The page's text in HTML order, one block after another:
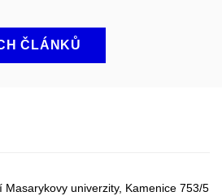
ČLÁNKŮ
univerzity, Kamenice 753/5​